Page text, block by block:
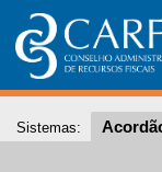
Sistemas: